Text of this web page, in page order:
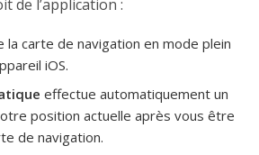
de l’application :
la carte de navigation en mode plein
iOS.
effectue automatiquement un
position actuelle après vous être
de navigation.